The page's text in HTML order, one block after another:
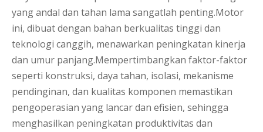
yang andal dan tahan lama sangatlah penting.Motor
ini, dibuat dengan bahan berkualitas tinggi dan
teknologi canggih, menawarkan peningkatan kinerja
dan umur panjang.Mempertimbangkan faktor-faktor
seperti konstruksi, daya tahan, isolasi, mekanisme
pendinginan, dan kualitas komponen memastikan
pengoperasian yang lancar dan efisien, sehingga
menghasilkan peningkatan produktivitas dan